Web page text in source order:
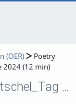
(OER)
Poetry
2024 (12 min)
Poetry Slam_Prof. C. Hentschel_Tag der Lehre 2024 (12 min)